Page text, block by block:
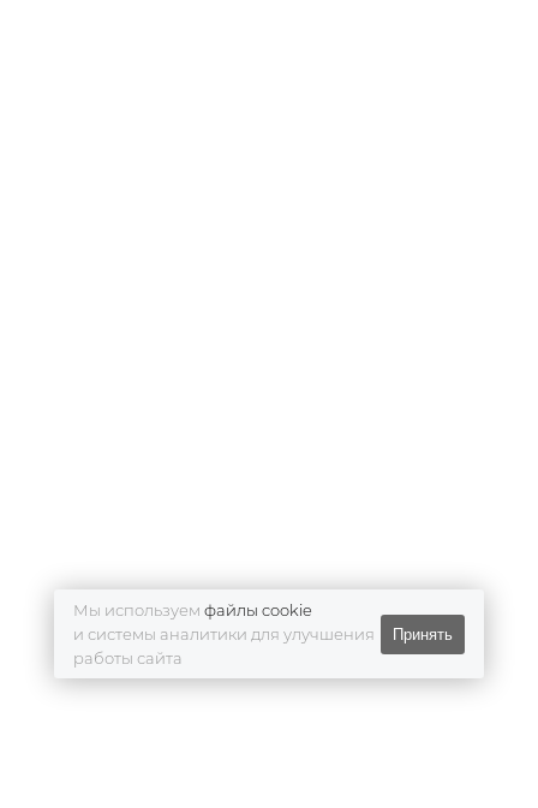
Мы используем файлы cookie
и системы аналитики для улучшения
работы сайта
Принять